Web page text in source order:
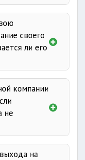
своего
ли его
378
компании
не
отпуск
на